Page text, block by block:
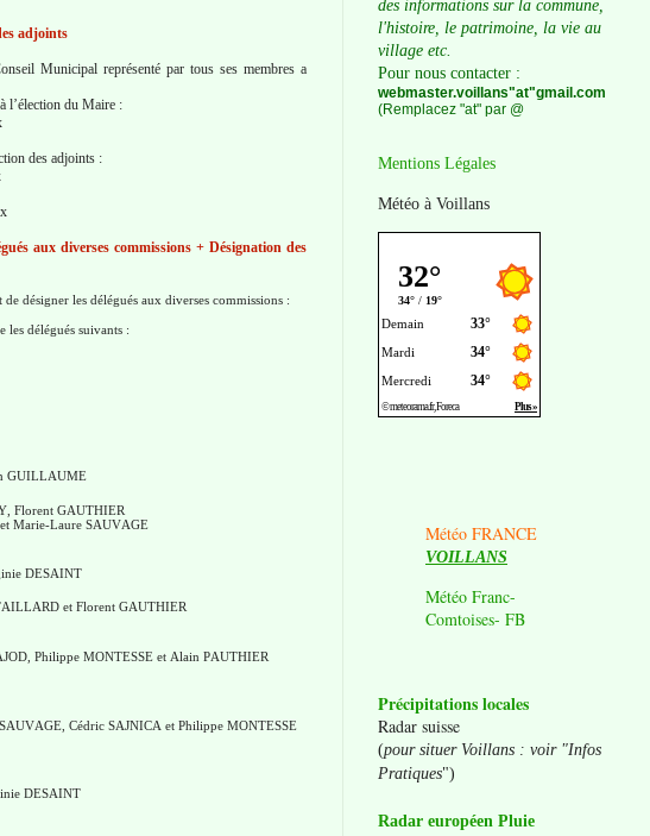
adjoints
Municipal représenté par tous ses membres a
l’élection du Maire :
des adjoints :
aux diverses commissions + Désignation des
désigner les délégués aux diverses commissions :
les délégués suivants :
GUILLAUME
Florent GAUTHIER
Marie-Laure SAUVAGE
DESAINT
et Florent GAUTHIER
Philippe MONTESSE et Alain PAUTHIER
Cédric SAJNICA et Philippe MONTESSE
DESAINT
des informations sur la commune,
l'histoire, le patrimoine, la vie au
village etc.
Pour nous contacter :
webmaster.voillans"at"gmail.com
(Remplacez "at" par @
Mentions Légales
Météo à Voillans
Météo FRANCE
VOILLANS
Météo Franc-
Comtoises- FB
Précipitations locales
Radar suisse
(pour situer Voillans : voir "Infos
Pratiques")
Radar européen Pluie